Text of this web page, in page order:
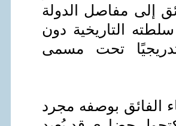
إلى مفاصل الدولة
التاريخية دون
تحت مسمى
الفائق بوصفه مجرد